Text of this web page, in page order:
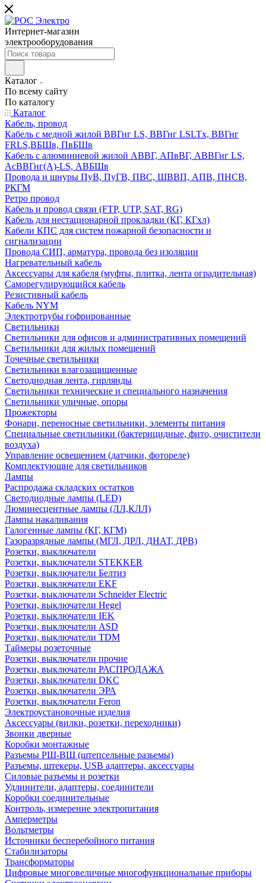
Интернет-магазин
электрооборудования
Каталог
По всему сайту
По каталогу
Каталог
Кабель, провод
Кабель с медной жилой ВВГнг LS, ВВГнг LSLTx, ВВГнг
FRLS,ВБШв, ПвБШв
Кабель с алюминиевой жилой АВВГ, АПвВГ, АВВГнг LS,
АсВВГнг(А)-LS, АВБШв
Провода и шнуры ПуВ, ПуГВ, ПВС, ШВВП, АПВ, ПНСВ,
РКГМ
Ретро провод
Кабель и провод связи (FTP, UTP, SAT, RG)
Кабель для нестационарной прокладки (КГ, КГхл)
Кабели КПС для систем пожарной безопасности и
сигнализации
Провода СИП, арматура, провода без изоляции
Нагревательный кабель
Аксессуары для кабеля (муфты, плитка, лента оградительная)
Саморегулирующийся кабель
Резистивный кабель
Кабель NYM
Электротрубы гофрированные
Светильники
Светильники для офисов и административных помещений
Светильники для жилых помещений
Точечные светильники
Светильники влагозащищенные
Светодиодная лента, гирлянды
Светильники технические и специального назначения
Светильники уличные, опоры
Прожекторы
Фонари, переносные светильники, элементы питания
Специальные светильники (бактерицидные, фито, очистители
воздуха)
Управление освещением (датчики, фотореле)
Комплектующие для светильников
Лампы
Распродажа складских остатков
Светодиодные лампы (LED)
Люминесцентные лампы (ЛЛ,КЛЛ)
Лампы накаливания
Галогенные лампы (КГ, КГМ)
Газоразрядные лампы (МГЛ, ДРЛ, ДНАТ, ДРВ)
Розетки, выключатели
Розетки, выключатели STEKKER
Розетки, выключатели Белтиз
Розетки, выключатели EKF
Розетки, выключатели Schneider Electric
Розетки, выключатели Hegel
Розетки, выключатели IEK
Розетки, выключатели ASD
Розетки, выключатели TDM
Таймеры розеточные
Розетки, выключатели прочие
Розетки, выключатели РАСПРОДАЖА
Розетки, выключатели DKC
Розетки, выключатели ЭРА
Розетки, выключатели Feron
Электроустановочные изделия
Аксессуары (вилки, розетки, переходники)
Звонки дверные
Коробки монтажные
Разъемы РШ-ВШ (штепсельные разьемы)
Разъемы, штекеры, USB адаптеры, аксессуары
Силовые разъемы и розетки
Удлинители, адаптеры, соединители
Коробки соединительные
Контроль, измерение электропитания
Амперметры
Вольтметры
Источники бесперебойного питания
Стабилизаторы
Трансформаторы
Цифровые многовеличные многофункциональные приборы